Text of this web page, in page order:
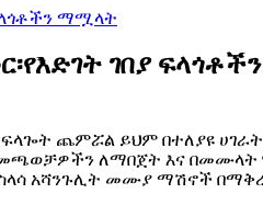
ማሟላት
ገበያ
ፍላጐት ጨምሯል ይህም በተለያዩ
ለማበጀት እና በመሙላት
አሻንጉሊት መሙያ ማሽኖች